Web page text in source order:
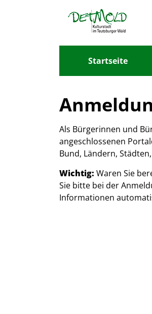
Zum Hauptinhalt springen
Startseite
Als Bürgerinnen und
angeschlossenen
Bund, Ländern,
Wichtig: Waren Sie
Sie bitte bei der
Informationen